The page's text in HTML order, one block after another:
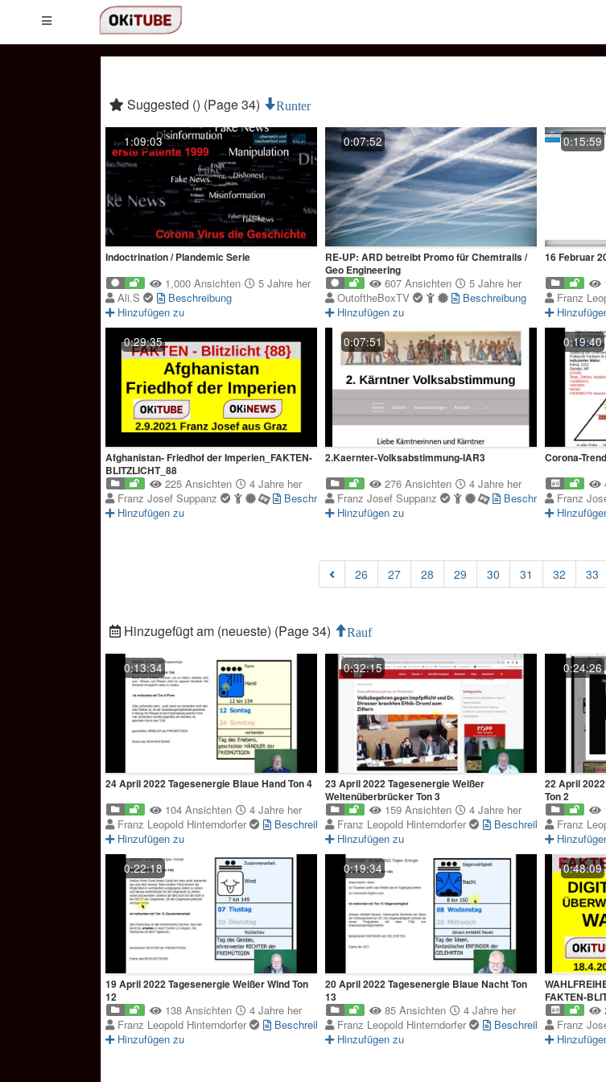
Suggested () (Page 34) Runter
1:09:03
Indoctrination / Plandemic Serie
1,000 Ansichten
5 Jahre her
Ali.S
Beschreibung
Hinzufügen zu
0:07:52
RE-UP: ARD betreibt Promo für Chemtrails /
Geo Engineering
607 Ansichten
5 Jahre her
OutoftheBoxTV
Beschreibung
Hinzufügen zu
0:15:59
16 Februar
Franz
0:29:35
Afghanistan- Friedhof der Imperien_FAKTEN-
BLITZLICHT_88
225 Ansichten
4 Jahre her
Franz Josef Suppanz
Beschreibung
Hinzufügen zu
0:07:51
2.Kaernter-Volksabstimmung-IAR3
276 Ansichten
4 Jahre her
Franz Josef Suppanz
Beschreibung
Hinzufügen zu
0:19:40
Corona-
Franz
26 27 28 29 30 31 32 33
Hinzugefügt am (neueste) (Page 34) Rauf
0:13:34
24 April 2022 Tagesenergie Blaue Hand Ton 4
104 Ansichten
4 Jahre her
Franz Leopold Hinterndorfer
Beschreibung
Hinzufügen zu
0:32:15
23 April 2022 Tagesenergie Weißer
Weltenüberbrücker Ton 3
159 Ansichten
4 Jahre her
Franz Leopold Hinterndorfer
Beschreibung
Hinzufügen zu
0:24:26
22 April
Ton 2
Franz
0:22:18
19 April 2022 Tagesenergie Weißer Wind Ton
12
138 Ansichten
4 Jahre her
Franz Leopold Hinterndorfer
Beschreibung
Hinzufügen zu
0:19:34
20 April 2022 Tagesenergie Blaue Nacht Ton
13
85 Ansichten
4 Jahre her
Franz Leopold Hinterndorfer
Beschreibung
Hinzufügen zu
0:48:09
WAHLFREIHEIT! Digital UND
FAKTEN-
Franz